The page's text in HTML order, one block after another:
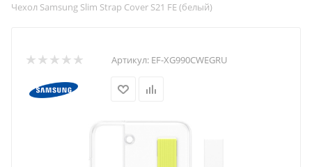
Чехол Samsung Slim Strap Cover S21 FE (белый)
Артикул: EF-XG990CWEGRU